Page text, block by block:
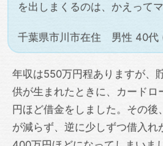
を出しまくるのは、かえって
千葉県市川市在住 男性 40代
年収は550万円程ありますが、
供が生まれたときに、カード
円ほど借金をしました。その後
が減らず、逆に少しずつ借入れ